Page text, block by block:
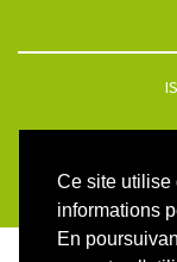
Ce site utilise
informations
En